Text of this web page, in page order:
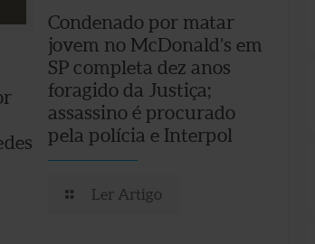
Condenado por matar
jovem no McDonald’s em
SP completa dez anos
foragido da Justiça;
assassino é procurado
pela polícia e Interpol
Ler Artigo